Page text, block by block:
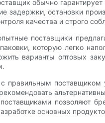
обычно гарантирует
задержки, остановки
качества и строго
поставщики
которую легко
варианты оптовых
с правильным поставщиком
позволяют
основных